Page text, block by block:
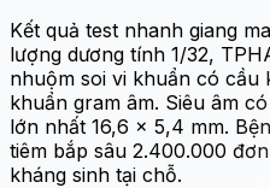
Kết quả test nhanh giang
lượng dương tính 1/32,
nhuộm soi vi khuẩn có cầu
khuẩn gram âm. Siêu âm
lớn nhất 16,6 x 5,4 mm.
tiêm bắp sâu 2.400.000
kháng sinh tại chỗ.